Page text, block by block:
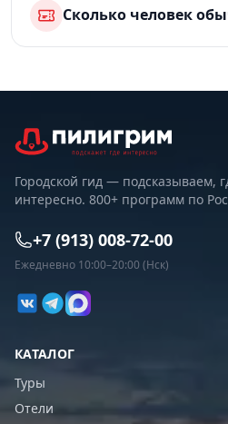
Сколько человек
Городской гид — подсказываем,
интересно. 800+ программ по
+7 (913) 008-72-00
Ежедневно 10:00–20:00 (Нск)
КАТАЛОГ
Туры
Отели